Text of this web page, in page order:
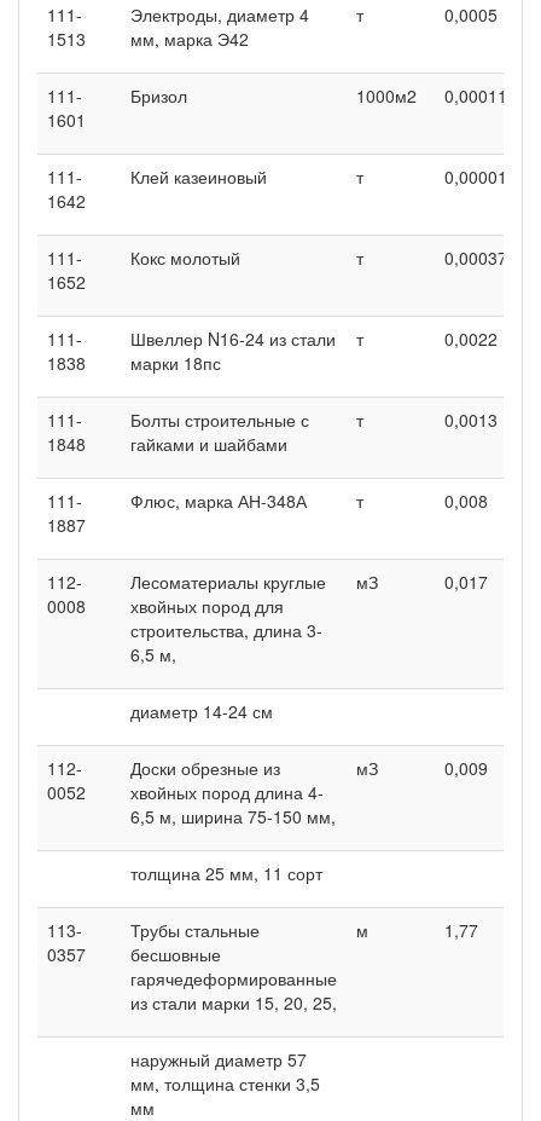
111-
1513
Электроды, диаметр 4
мм, марка Э42
т 0,0005
111-
1601
Бризол 1000м2 0,00011
111-
1642
Клей казеиновый т 0,00001
111-
1652
Кокс молотый т 0,00037
111-
1838
Швеллер N16-24 из стали
марки 18пс
т 0,0022
111-
1848
Болты строительные с
гайками и шайбами
т 0,0013
111-
1887
Флюс, марка АН-348А т 0,008
112-
0008
Лесоматериалы круглые
хвойных пород для
строительства, длина 3-
6,5 м,
мЗ 0,017
диаметр 14-24 см
112-
0052
Доски обрезные из
хвойных пород длина 4-
6,5 м, ширина 75-150 мм,
мЗ 0,009
толщина 25 мм, 11 сорт
113-
0357
Трубы стальные
бесшовные
гарячедеформированные
из стали марки 15, 20, 25,
м 1,77
наружный диаметр 57
мм, толщина стенки 3,5
мм